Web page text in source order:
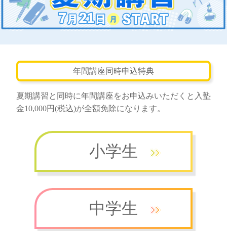
年間講座同時申込特典
夏期講習と同時に年間講座をお申込みいただくと入塾
金10,000円(税込)が全額免除になります。
小学生
中学生